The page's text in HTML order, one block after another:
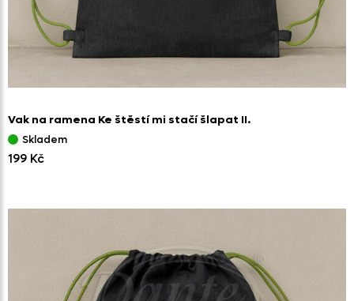
Vak na ramena Ke štěstí mi stačí šlapat II.
Skladem
199 Kč